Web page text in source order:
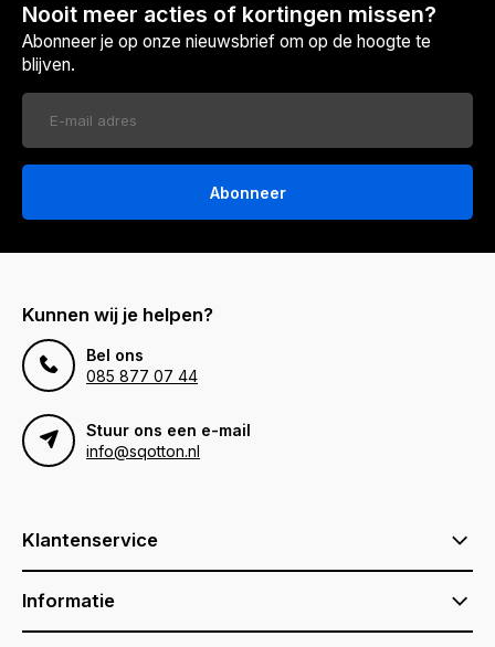
Nooit meer acties of kortingen missen?
Abonneer je op onze nieuwsbrief om op de hoogte te
blijven.
Abonneer
Kunnen wij je helpen?
Bel ons
085 877 07 44
Stuur ons een e-mail
info@sqotton.nl
Klantenservice
Informatie